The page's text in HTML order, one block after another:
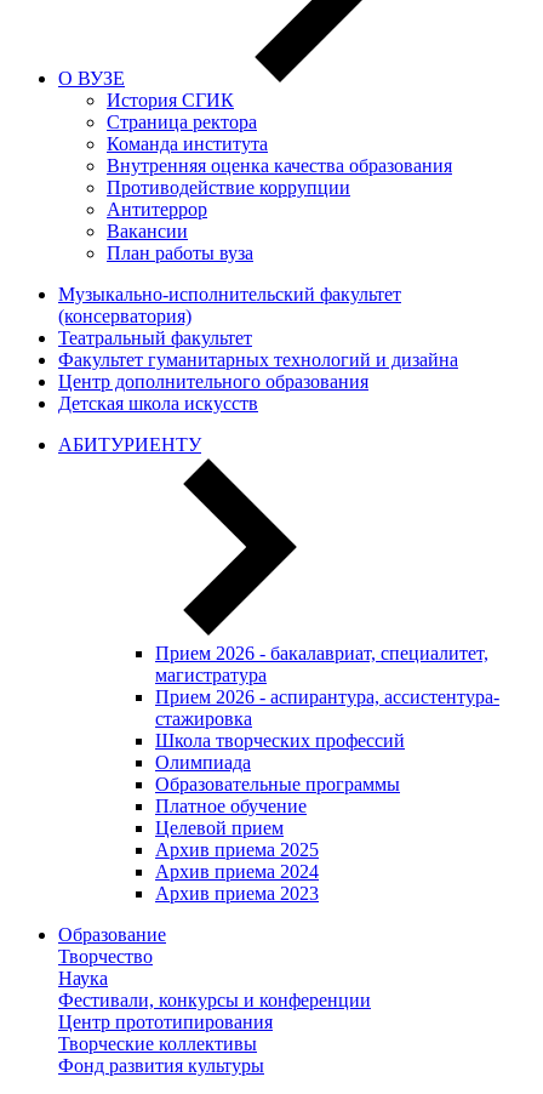
О ВУЗЕ
История СГИК
Страница ректора
Команда института
Внутренняя оценка качества образования
Противодействие коррупции
Антитеррор
Вакансии
План работы вуза
Музыкально-исполнительский факультет
(консерватория)
Театральный факультет
Факультет гуманитарных технологий и дизайна
Центр дополнительного образования
Детская школа искусств
АБИТУРИЕНТУ
Прием 2026 - бакалавриат, специалитет,
магистратура
Прием 2026 - аспирантура, ассистентура-
стажировка
Школа творческих профессий
Олимпиада
Образовательные программы
Платное обучение
Целевой прием
Архив приема 2025
Архив приема 2024
Архив приема 2023
Образование
Творчество
Наука
Фестивали, конкурсы и конференции
Центр прототипирования
Творческие коллективы
Фонд развития культуры